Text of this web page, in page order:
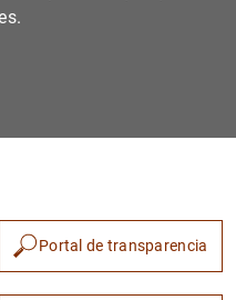
Portal de transparencia